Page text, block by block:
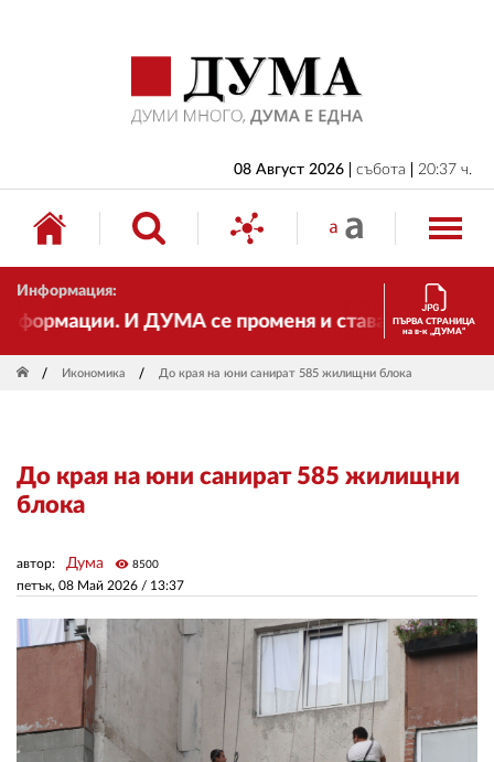
08 Август 2026 събота 20:37 ч.
Информация:
И ДУМА се променя и става електронно
ПЪРВА СТРАНИЦА
на в-к „ДУМА“
Икономика До края на юни санират 585 жилищни блока
До края на юни санират 585 жилищни
блока
петък, 08 Май 2026 / 13:37
автор: Дума visibility 8500
БЪЛГАРИЯ
ИКОНОМИКА
ИЗБОРИ
СВЯТ
ДРУГИ
АВТОРИ
РЕДАКЦИЯ
КОНТАКТИ
РЕКЛАМА